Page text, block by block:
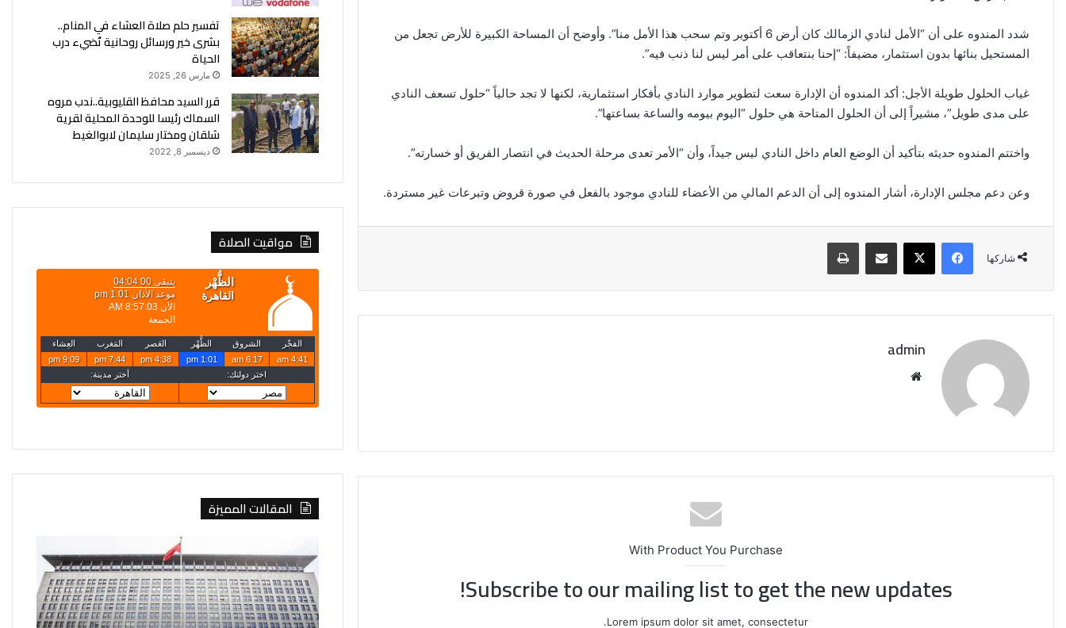
شدد المندوه على أن “الأمل لنادي الزمالك كان أرض 6 أكتوبر وتم سحب هذا الأمل منا”. وأوضح أن المساحة الكبيرة للأرض تجعل من
المستحيل بنائها بدون استثمار، مضيفاً: “إحنا بنتعاقب على أمر ليس لنا ذنب فيه”.
غياب الحلول طويلة الأجل: أكد المندوه أن الإدارة سعت لتطوير موارد النادي بأفكار استثمارية، لكنها لا تجد حالياً “حلول تسعف النادي
على مدى طويل”، مشيراً إلى أن الحلول المتاحة هي حلول “اليوم بيومه والساعة بساعتها”.
واختتم المندوه حديثه بتأكيد أن الوضع العام داخل النادي ليس جيداً، وأن “الأمر تعدى مرحلة الحديث في انتصار الفريق أو خسارته”.
وعن دعم مجلس الإدارة، أشار المندوه إلى أن الدعم المالي من الأعضاء للنادي موجود بالفعل في صورة قروض وتبرعات غير مستردة.
شاركها
فيسبوك ‫X مشاركة عبر البريد طباعة
admin
With Product You Purchase
Subscribe to our mailing list to get the new updates!
Lorem ipsum dolor sit amet, consectetur.
تفسير حلم صلاة العشاء في المنام..
بشرى خير ورسائل روحانية تُضيء درب
الحياة
مارس 26, 2025
قرر السيد محافظ القليوبية..ندب مروه
السماك رئيسا للوحدة المحلية لقرية
شلقان ومختار سليمان لابوالغيط
ديسمبر 8, 2022
مواقيت الصلاة
المقالات المميزة
مع
لتحرك
تفرض
إجراءات
مضادة
على
4
سفن